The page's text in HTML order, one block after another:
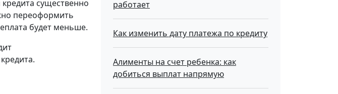
существенно
переоформить
будет меньше.
работает
Как изменить дату платежа по кредиту
Алименты на счет ребенка: как
добиться выплат напрямую